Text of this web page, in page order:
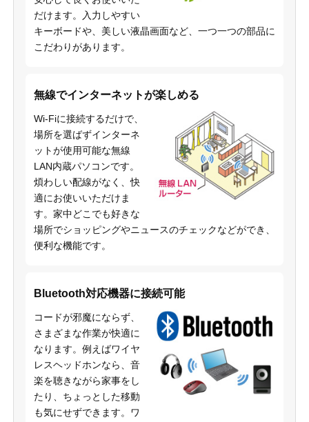
だけます。入力しやすい
キーボードや、美しい液晶画面など、一つ一つの部品に
こだわりがあります。
無線でインターネットが楽しめる
Wi-Fiに接続するだけで、
場所を選ばずインターネ
ットが使用可能な無線
LAN内蔵パソコンです。
煩わしい配線がなく、快
適にお使いいただけま
す。家中どこでも好きな
場所でショッピングやニュースのチェックなどができ、
便利な機能です。
Bluetooth対応機器に接続可能
コードが邪魔にならず、
さまざまな作業が快適に
なります。例えばワイヤ
レスヘッドホンなら、音
楽を聴きながら家事をし
たり、ちょっとした移動
も気にせずできます。ワ